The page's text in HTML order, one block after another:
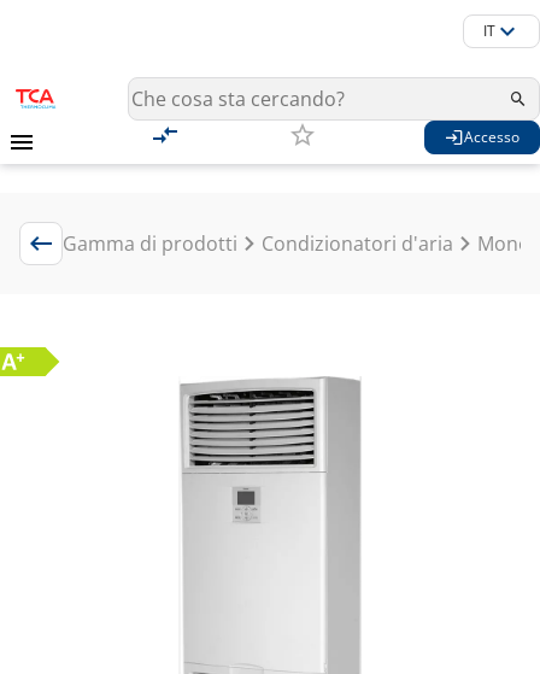
IT
Accesso
Gamma di prodotti Condizionatori d'aria Mono